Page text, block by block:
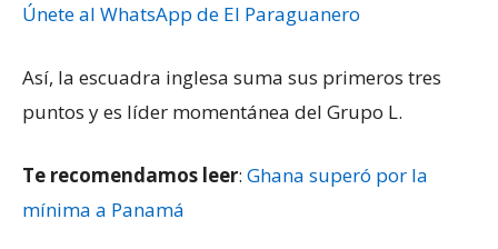
Únete al WhatsApp de El Paraguanero
Así, la escuadra inglesa suma sus primeros tres
puntos y es líder momentánea del Grupo L.
Te recomendamos leer: Ghana superó por la
mínima a Panamá